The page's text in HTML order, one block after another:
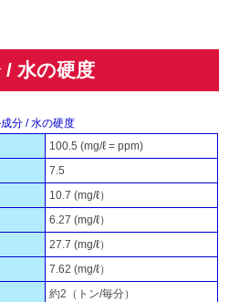
/ 水の硬度
分 / 水の硬度
100.5 (mg/ℓ = ppm)
7.5
10.7 (mg/ℓ）
6.27 (mg/ℓ）
27.7 (mg/ℓ）
7.62 (mg/ℓ）
約2（トン/毎分）